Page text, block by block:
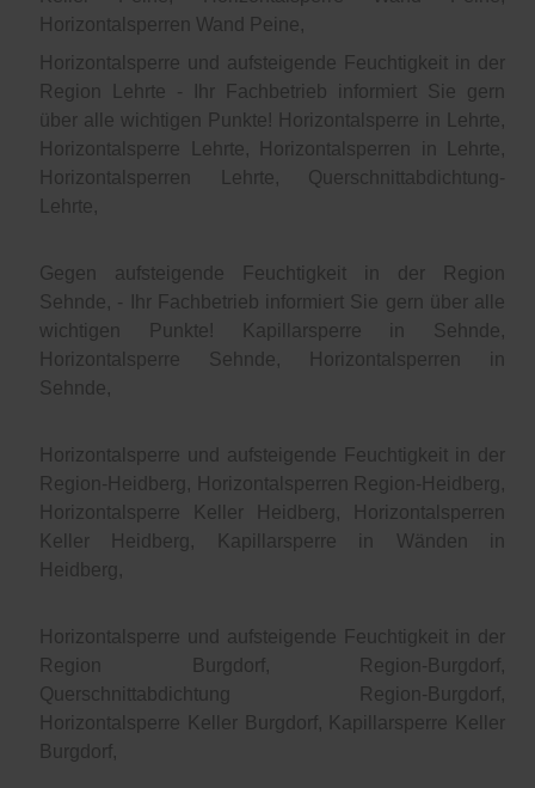
Horizontalsperren Wand Peine,
Horizontalsperre und aufsteigende Feuchtigkeit in der
Region Lehrte - Ihr Fachbetrieb informiert Sie gern
über alle wichtigen Punkte! Horizontalsperre in Lehrte,
Horizontalsperre Lehrte, Horizontalsperren in Lehrte,
Horizontalsperren Lehrte, Querschnittabdichtung-
Lehrte,
Gegen aufsteigende Feuchtigkeit in der Region
Sehnde, - Ihr Fachbetrieb informiert Sie gern über alle
wichtigen Punkte! Kapillarsperre in Sehnde,
Horizontalsperre Sehnde, Horizontalsperren in
Sehnde,
Horizontalsperre und aufsteigende Feuchtigkeit in der
Region-Heidberg, Horizontalsperren Region-Heidberg,
Horizontalsperre Keller Heidberg, Horizontalsperren
Keller Heidberg, Kapillarsperre in Wänden in
Heidberg,
Horizontalsperre und aufsteigende Feuchtigkeit in der
Region Burgdorf, Region-Burgdorf,
Querschnittabdichtung Region-Burgdorf,
Horizontalsperre Keller Burgdorf, Kapillarsperre Keller
Burgdorf,